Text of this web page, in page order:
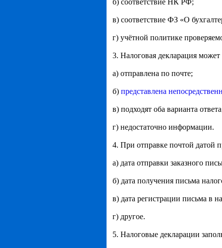
б) соответствие НК РФ;
в) соответствие ФЗ «О
г) учётной политике
3. Налоговая декларация
а) отправлена по почте;
б) представлена
в) подходят оба варианта
г) недостаточно информации.
4. При отправке почтой датой
а) дата отправки заказного
б) дата получения письма
в) дата регистрации письма в
г) другое.
5. Налоговые декларации